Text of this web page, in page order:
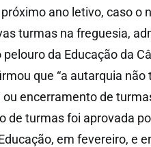
ano letivo, caso o
turmas na freguesia,
da Educação da
que “a autarquia
encerramento de
de turmas foi aprovada
em fevereiro, e